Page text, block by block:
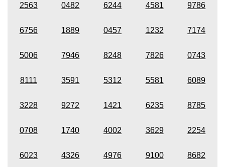
2563 0482 6244 4581 9786
6756 1889 0457 1232 7174
5006 7946 8248 7826 0743
8111 3591 5312 5581 6089
3228 9272 1421 6235 8785
0708 1740 4002 3629 2254
6023 4326 4976 9100 8682